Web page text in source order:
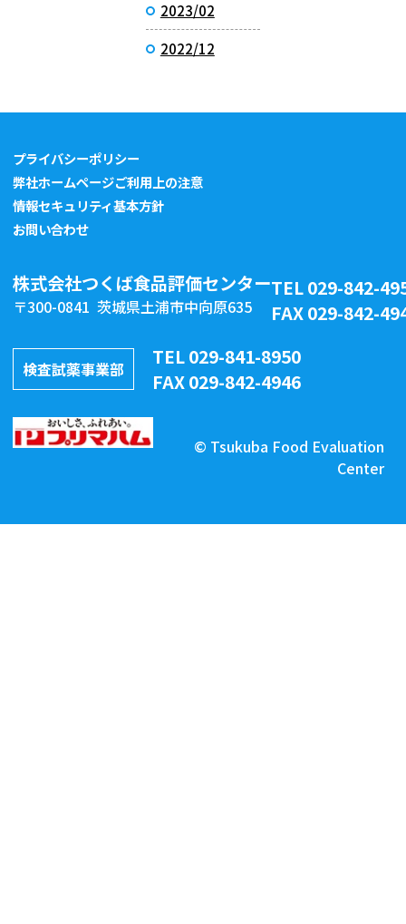
2023/02
2022/12
株式会社つくば食品評価センター
〒300-0841 茨城県土浦市中向原635
TEL 029-842-
FAX 029-842-
検査試薬事業部
TEL 029-841-8950
FAX 029-842-4946
© Tsukuba Food Evaluation
Center
プライバシーポリシー
弊社ホームページご利用上の注意
情報セキュリティ基本方針
お問い合わせ